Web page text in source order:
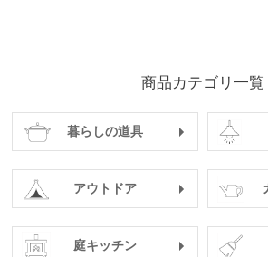
商品カテゴリ一覧
暮らしの道具
アウトドア
庭キッチン